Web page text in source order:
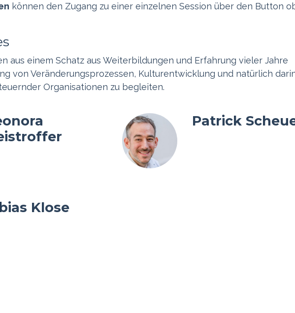
können den Zugang zu einer einzelnen Session über den Button
aus einem Schatz aus Weiterbildungen und Erfahrung vieler Jahre
von Veränderungsprozessen, Kulturentwicklung und natürlich
Organisationen zu begleiten.
Patrick
Klose